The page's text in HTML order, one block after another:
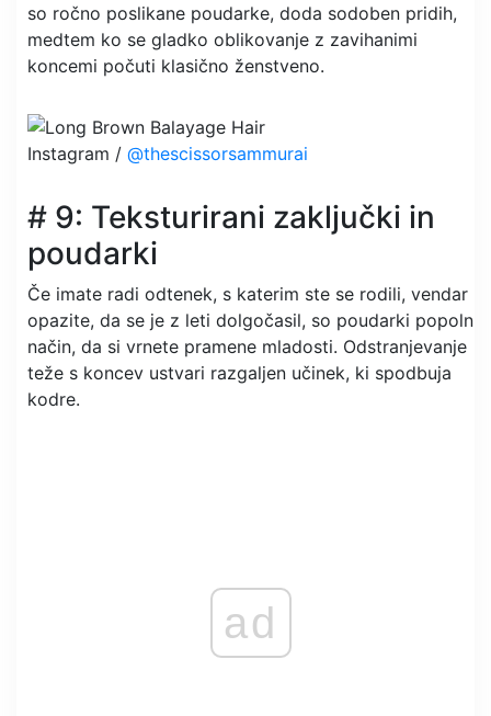
so ročno poslikane poudarke, doda sodoben pridih,
medtem ko se gladko oblikovanje z zavihanimi
koncemi počuti klasično ženstveno.
Instagram / @thescissorsammurai
# 9: Teksturirani zaključki in
poudarki
Če imate radi odtenek, s katerim ste se rodili, vendar
opazite, da se je z leti dolgočasil, so poudarki popoln
način, da si vrnete pramene mladosti. Odstranjevanje
teže s koncev ustvari razgaljen učinek, ki spodbuja
kodre.
ad